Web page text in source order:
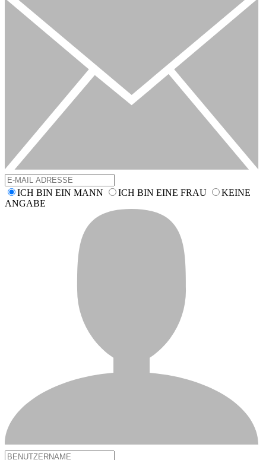
ICH BIN EIN MANN ICH BIN EINE FRAU
KEINE
ANGABE